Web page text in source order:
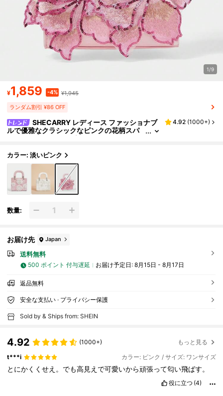
1/9
¥1,859 -4% ¥1,945
ランダム割引 ¥86 OFF
SHECARRY レディース ファッショナブ
ルで優雅なクラシックなピンクの花柄スパ
ンコールハンドバッグ、レディースディナ
生、花嫁、花嫁介添人、結婚式の来賓、ハネム
ーン、パーティー、プロム、結婚式、クラブ、
デート、ディナー、バレンタインデーなどのさ
まざまなシーンに適しています。洗練された花
柄レディースハンドバッグ
4.92 (1000+)
カラー: 淡いピンク
数量:
お届け先 Japan
送料無料
500 ポイント 付与遅延 お届け予定日: 8月15日 - 8月17日
返品無料
安全な支払い · プライバシー保護
Sold by & Ships from: SHEIN
4.92 (1000+) もっと見る
t***i カラー: ピンク / サイズ: ワンサイズ
とにかくくせえ。でも高見えで可愛いから頑張って匂い飛ばす。
役に立つ (4)